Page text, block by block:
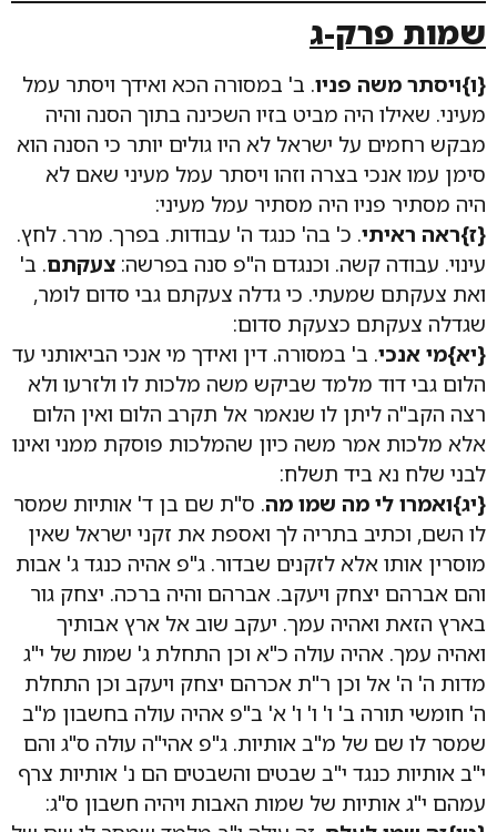
שמות פרק-ג
{ו}ויסתר משה פניו. ב' במסורה הכא ואידך ויסתר עמל
מעיני. שאילו היה מביט בזיו השכינה בתוך הסנה והיה
מבקש רחמים על ישראל לא היו גולים יותר כי הסנה הוא
סימן עמו אנכי בצרה וזהו ויסתר עמל מעיני שאם לא
היה מסתיר פניו היה מסתיר עמל מעיני:
{ז}ראה ראיתי. כ' בה' כנגד ה' עבודות. בפרך. מרר. לחץ.
עינוי. עבודה קשה. וכנגדם ה"פ סנה בפרשה: צעקתם. ב'
ואת צעקתם שמעתי. כי גדלה צעקתם גבי סדום לומר,
שגדלה צעקתם כצעקת סדום:
{יא}מי אנכי. ב' במסורה. דין ואידך מי אנכי הביאותני עד
הלום גבי דוד מלמד שביקש משה מלכות לו ולזרעו ולא
רצה הקב"ה ליתן לו שנאמר אל תקרב הלום ואין הלום
אלא מלכות אמר משה כיון שהמלכות פוסקת ממני ואינו
לבני שלח נא ביד תשלח:
{יג}ואמרו לי מה שמו מה. ס"ת שם בן ד' אותיות שמסר
לו השם, וכתיב בתריה לך ואספת את זקני ישראל שאין
מוסרין אותו אלא לזקנים שבדור. ג"פ אהיה כנגד ג' אבות
והם אברהם יצחק ויעקב. אברהם והיה ברכה. יצחק גור
בארץ הזאת ואהיה עמך. יעקב שוב אל ארץ אבותיך
ואהיה עמך. אהיה עולה כ"א וכן התחלת ג' שמות של י"ג
מדות ה' ה' אל וכן ר"ת אכרהם יצחק ויעקב וכן התחלת
ה' חומשי תורה ב' ו' ו' ו' א' ב"פ אהיה עולה בחשבון מ"ב
שמסר לו שם של מ"ב אותיות. ג"פ אהי"ה עולה ס"ג והם
י"ב אותיות כנגד י"ב שבטים והשבטים הם נ' אותיות צרף
עמהם י"ג אותיות של שמות האבות ויהיה חשבון ס"ג: